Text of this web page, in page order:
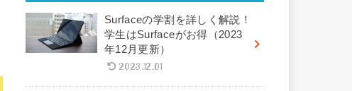
Surfaceの学割を詳しく解説！
学生はSurfaceがお得（2023
年12月更新）
2023.12.01